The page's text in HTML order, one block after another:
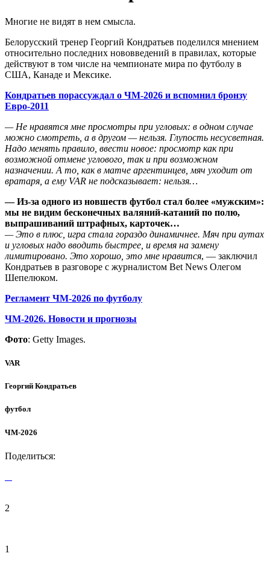
Многие не видят в нем смысла.
Белорусский тренер Георгий Кондратьев поделился мнением
относительно последних нововведений в правилах, которые
действуют в том числе на чемпионате мира по футболу в
США, Канаде и Мексике.
Кондратьев порассуждал о ЧМ-2026 и вспомнил бронзу
Евро-2011
— Не нравятся мне просмотры при угловых: в одном случае
можно смотреть, а в другом — нельзя. Глупость несусветная.
Надо менять правило, ввести новое: просмотр как при
возможной отмене углового, так и при возможном
назначении. А то, как в матче аргентинцев, мяч уходит от
вратаря, а ему VAR не подсказывает: нельзя…
— Из-за одного из новшеств футбол стал более «мужским»:
мы не видим бесконечных валяний-катаний по полю,
выпрашиваний штрафных, карточек…
— Это в плюс, игра стала гораздо динамичнее. Мяч при аутах
и угловых надо вводить быстрее, и время на замену
лимитировано. Это хорошо, это мне нравится, — заключил
Кондратьев в разговоре с журналистом Bet News Олегом
Шепелюком.
Регламент ЧМ-2026 по футболу
ЧМ-2026. Новости и прогнозы
Фото: Getty Images.
VAR
Георгий Кондратьев
футбол
ЧМ-2026
Поделиться:
2
1